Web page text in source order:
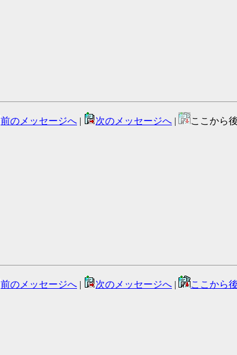
前のメッセージへ | 次のメッセージへ | ここから
前のメッセージへ | 次のメッセージへ | ここから